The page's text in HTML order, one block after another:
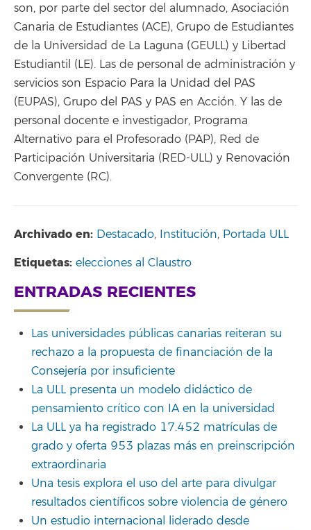
son, por parte del sector del alumnado, Asociación
Canaria de Estudiantes (ACE), Grupo de Estudiantes
de la Universidad de La Laguna (GEULL) y Libertad
Estudiantil (LE). Las de personal de administración y
servicios son Espacio Para la Unidad del PAS
(EUPAS), Grupo del PAS y PAS en Acción. Y las de
personal docente e investigador, Programa
Alternativo para el Profesorado (PAP), Red de
Participación Universitaria (RED-ULL) y Renovación
Convergente (RC).
Archivado en: Destacado, Institución, Portada ULL
Etiquetas: elecciones al Claustro
ENTRADAS RECIENTES
Las universidades públicas canarias reiteran su
rechazo a la propuesta de financiación de la
Consejería por insuficiente
La ULL presenta un modelo didáctico de
pensamiento crítico con IA en la universidad
La ULL ya ha registrado 17.452 matrículas de
grado y oferta 953 plazas más en preinscripción
extraordinaria
Una tesis explora el uso del arte para divulgar
resultados científicos sobre violencia de género
Un estudio internacional liderado desde